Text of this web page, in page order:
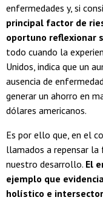
enfermedades y, si
principal factor de
oportuno reflexionar
todo cuando la
Unidos, indica que un
ausencia de
generar un ahorro en
dólares americanos.
Es por ello que, en el
llamados a repensar
nuestro desarrollo. El
ejemplo que
holístico e